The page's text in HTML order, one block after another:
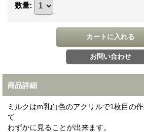
数量:
商品詳細
ミルクはm乳白色のアクリルで1枚目の
て
わずかに見ることが出来ます。